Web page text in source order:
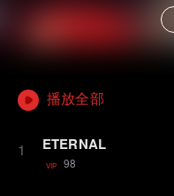
播放全部
1 ETERNAL
VIP 98